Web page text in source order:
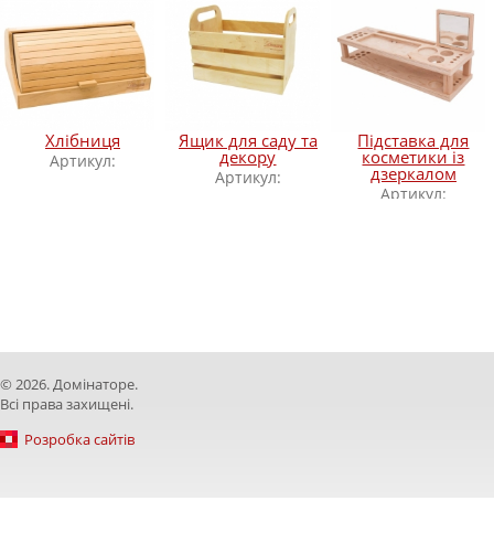
Хлібниця
Артикул:
Ящик для саду та
декору
Артикул:
Підставка для
косметики із
дзеркалом
Артикул:
© 2026. Домінаторе.
Всі права захищені.
Розробка сайтів